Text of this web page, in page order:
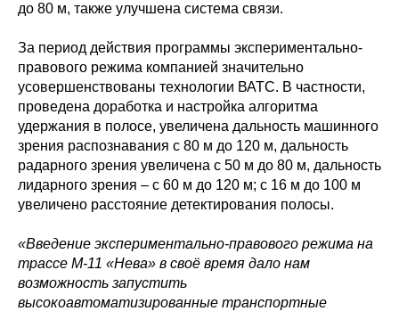
до 80 м, также улучшена система связи.
За период действия программы экспериментально-
правового режима компанией значительно
усовершенствованы технологии ВАТС. В частности,
проведена доработка и настройка алгоритма
удержания в полосе, увеличена дальность машинного
зрения распознавания с 80 м до 120 м, дальность
радарного зрения увеличена с 50 м до 80 м, дальность
лидарного зрения – с 60 м до 120 м; с 16 м до 100 м
увеличено расстояние детектирования полосы.
«Введение экспериментально-правового режима на
трассе М-11 «Нева» в своё время дало нам
возможность запустить
высокоавтоматизированные транспортные